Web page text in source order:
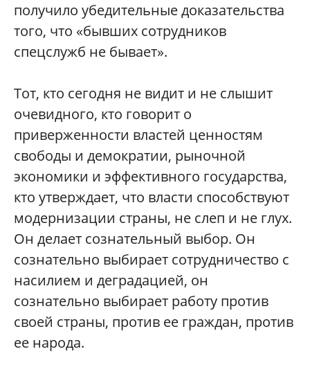
получило убедительные доказательства
того, что «бывших сотрудников
спецслужб не бывает».
Тот, кто сегодня не видит и не слышит
очевидного, кто говорит о
приверженности властей ценностям
свободы и демократии, рыночной
экономики и эффективного государства,
кто утверждает, что власти способствуют
модернизации страны, не слеп и не глух.
Он делает сознательный выбор. Он
сознательно выбирает сотрудничество с
насилием и деградацией, он
сознательно выбирает работу против
своей страны, против ее граждан, против
ее народа.